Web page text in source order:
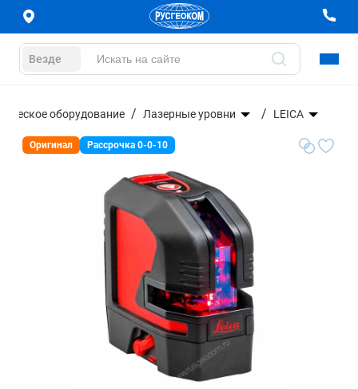
Везде
оборудование Лазерные уровни LEICA
Оригинал Рассрочка 0-0-10